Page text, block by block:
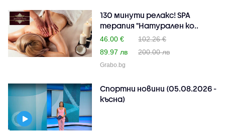
130 минути релакс! SPA
терапия "Натурален ко..
46.00 €
102.26 €
89.97 лв
200.00 лв
Grabo.bg
Спортни новини (05.08.2026 -
късна)